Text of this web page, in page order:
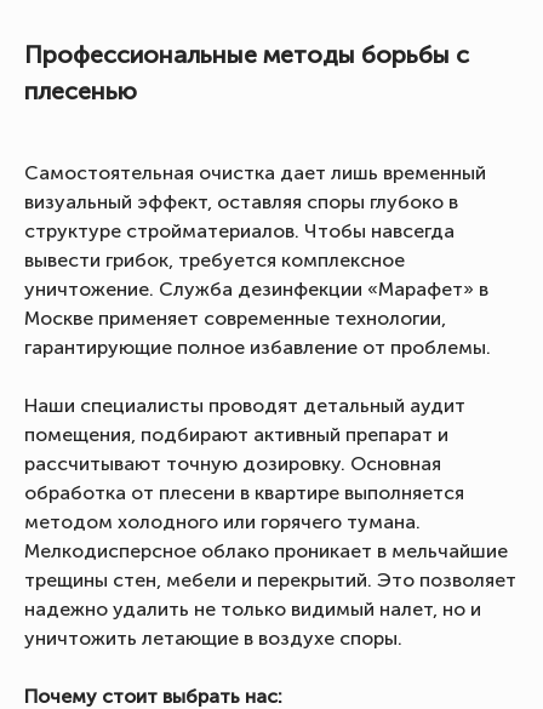
Профессиональные методы борьбы с
плесенью
Самостоятельная очистка дает лишь временный
визуальный эффект, оставляя споры глубоко в
структуре стройматериалов. Чтобы навсегда
вывести грибок, требуется комплексное
уничтожение. Служба дезинфекции «Марафет» в
Москве применяет современные технологии,
гарантирующие полное избавление от проблемы.
Наши специалисты проводят детальный аудит
помещения, подбирают активный препарат и
рассчитывают точную дозировку. Основная
обработка от плесени в квартире выполняется
методом холодного или горячего тумана.
Мелкодисперсное облако проникает в мельчайшие
трещины стен, мебели и перекрытий. Это позволяет
надежно удалить не только видимый налет, но и
уничтожить летающие в воздухе споры.
Почему стоит выбрать нас: